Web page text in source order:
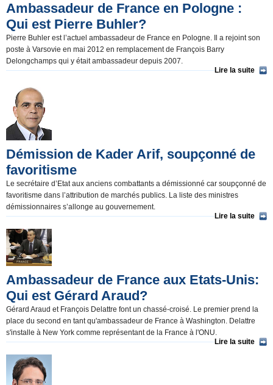
Ambassadeur de France en Pologne :
Qui est Pierre Buhler?
Pierre Buhler est l’actuel ambassadeur de France en Pologne. Il a rejoint son
poste à Varsovie en mai 2012 en remplacement de François Barry
Delongchamps qui y était ambassadeur depuis 2007.
Lire la suite
Démission de Kader Arif, soupçonné de
favoritisme
Le secrétaire d’Etat aux anciens combattants a démissionné car soupçonné de
favoritisme dans l’attribution de marchés publics. La liste des ministres
démissionnaires s’allonge au gouvernement.
Lire la suite
Ambassadeur de France aux Etats-Unis:
Qui est Gérard Araud?
Gérard Araud et François Delattre font un chassé-croisé. Le premier prend la
place du second en tant qu'ambassadeur de France à Washington. Delattre
s'installe à New York comme représentant de la France à l'ONU.
Lire la suite